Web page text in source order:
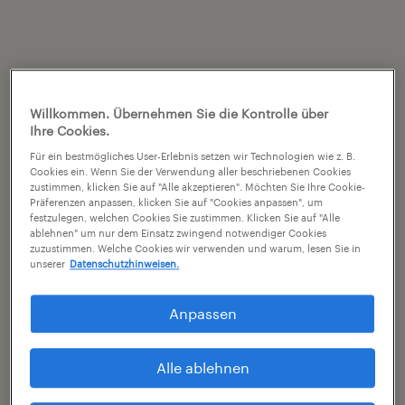
Willkommen. Übernehmen Sie die Kontrolle über
Ihre Cookies.
Für ein bestmögliches User-Erlebnis setzen wir Technologien wie z. B.
Cookies ein. Wenn Sie der Verwendung aller beschriebenen Cookies
zustimmen, klicken Sie auf "Alle akzeptieren". Möchten Sie Ihre Cookie-
Präferenzen anpassen, klicken Sie auf "Cookies anpassen", um
festzulegen, welchen Cookies Sie zustimmen. Klicken Sie auf "Alle
ablehnen" um nur dem Einsatz zwingend notwendiger Cookies
zuzustimmen. Welche Cookies wir verwenden und warum, lesen Sie in
unserer Datenschutzhinweisen.
Anpassen
Alle ablehnen